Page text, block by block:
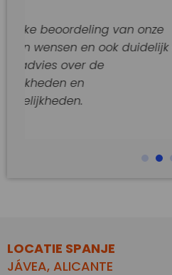
van onze
ook duidelijk en
LOCATIE SPANJE
JÁVEA, ALICANTE